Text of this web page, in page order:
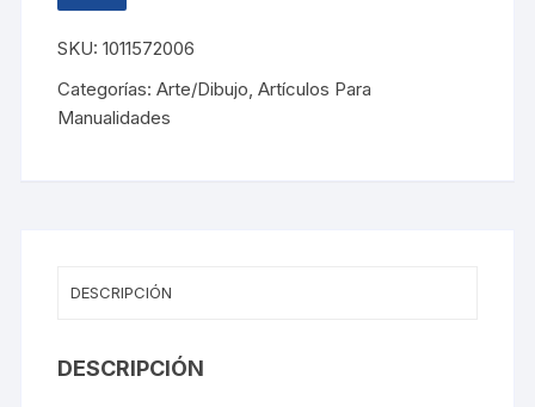
A
LISTA
DE
DESEOS
SKU:1011572006
Categorías:Arte/Dibujo ,Artículos Para
Manualidades
DESCRIPCIÓN
DESCRIPCIÓN